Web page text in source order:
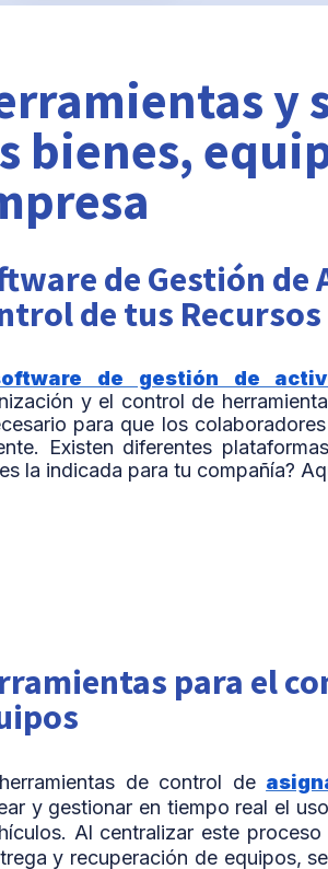
y
bienes,
de Gestión
de tus Recursos
de gestión de
y el control de
para que los
Existen diferentes
la indicada para tu compañía?
para el
de control de
y gestionar en tiempo real el
Al centralizar este
y recuperación de equipos,